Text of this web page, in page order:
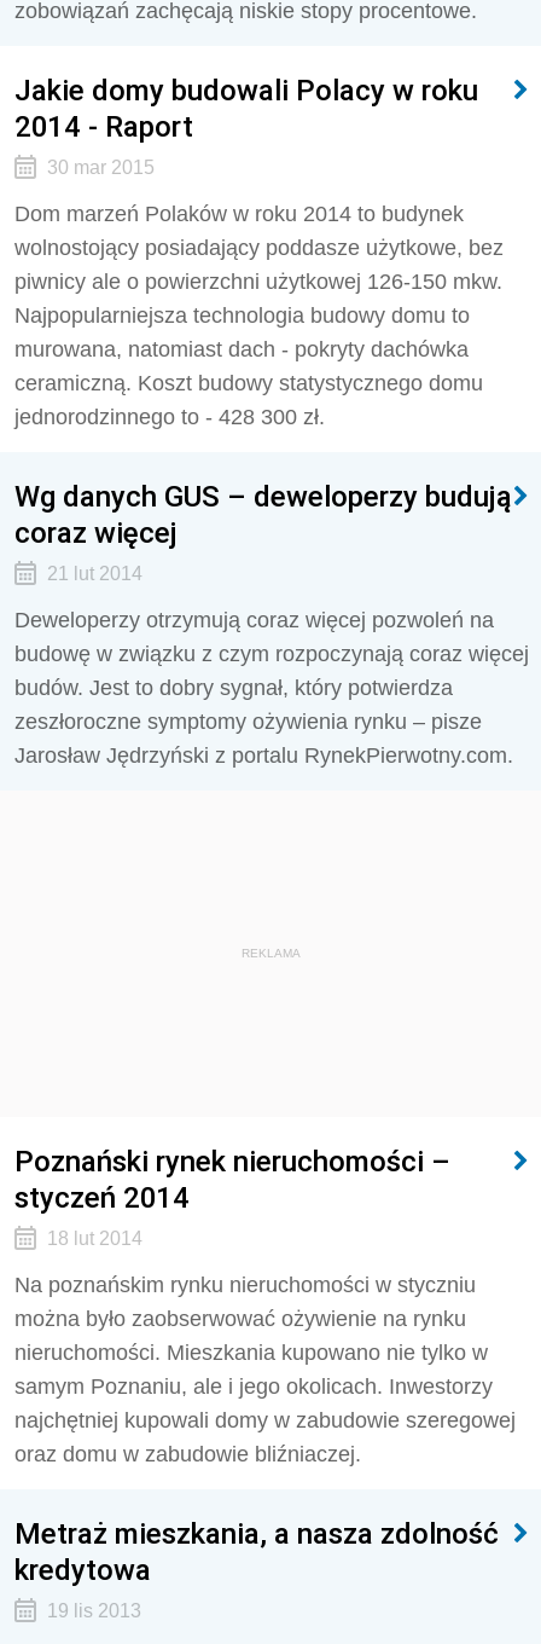
zobowiązań zachęcają niskie stopy procentowe.
Jakie domy budowali Polacy w roku
2014 - Raport
30 mar 2015
Dom marzeń Polaków w roku 2014 to budynek
wolnostojący posiadający poddasze użytkowe, bez
piwnicy ale o powierzchni użytkowej 126-150 mkw.
Najpopularniejsza technologia budowy domu to
murowana, natomiast dach - pokryty dachówka
ceramiczną. Koszt budowy statystycznego domu
jednorodzinnego to - 428 300 zł.
Wg danych GUS – deweloperzy budują
coraz więcej
21 lut 2014
Deweloperzy otrzymują coraz więcej pozwoleń na
budowę w związku z czym rozpoczynają coraz więcej
budów. Jest to dobry sygnał, który potwierdza
zeszłoroczne symptomy ożywienia rynku – pisze
Jarosław Jędrzyński z portalu RynekPierwotny.com.
REKLAMA
Poznański rynek nieruchomości –
styczeń 2014
18 lut 2014
Na poznańskim rynku nieruchomości w styczniu
można było zaobserwować ożywienie na rynku
nieruchomości. Mieszkania kupowano nie tylko w
samym Poznaniu, ale i jego okolicach. Inwestorzy
najchętniej kupowali domy w zabudowie szeregowej
oraz domu w zabudowie bliźniaczej.
Metraż mieszkania, a nasza zdolność
kredytowa
19 lis 2013